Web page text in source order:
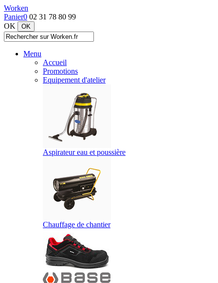
Worken
Panier0 02 31 78 80 99
OK
Menu
Accueil
Promotions
Equipement d'atelier
Aspirateur eau et poussière
Chauffage de chantier